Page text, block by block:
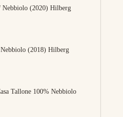
Nebbiolo (2020) Hilberg
(2018) Hilberg
Tallone 100% Nebbiolo